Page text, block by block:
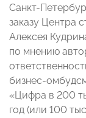
Санкт-
заказу Центра
Алексея
по мнению
бизнес-
«Цифра в 200
год (или 100